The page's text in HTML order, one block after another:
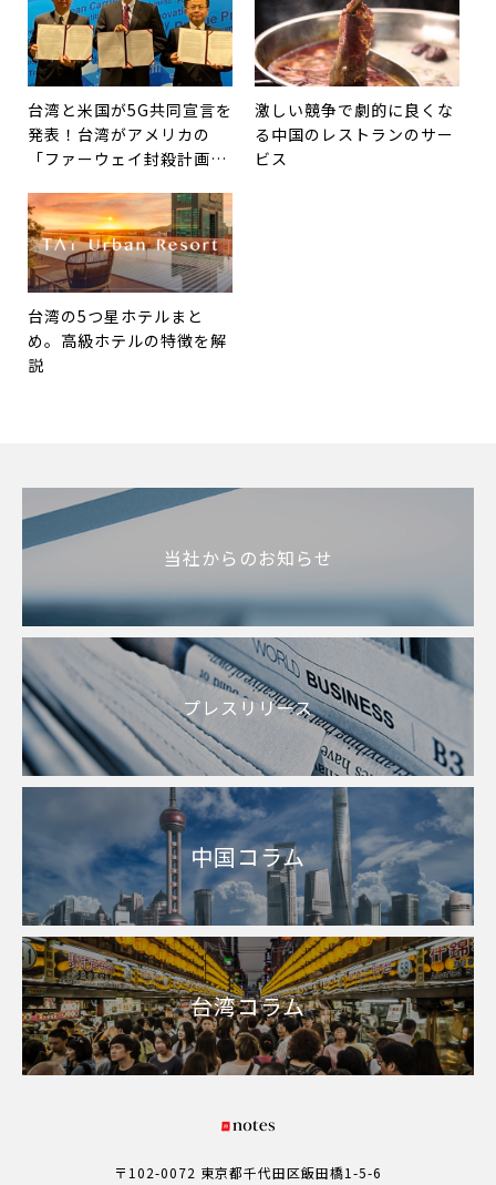
台湾と米国が5G共同宣言を
発表！台湾がアメリカの
「ファーウェイ封殺計画」
激しい競争で劇的に良くな
る中国のレストランのサー
ビス
台湾の5つ星ホテルまと
め。高級ホテルの特徴を解
説
当社からのお知らせ
プレスリリース
中国コラム
台湾コラム
〒102-0072 東京都千代田区飯田橋1-5-6